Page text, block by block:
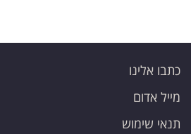
כתבו אלינו
מייל אדום
תנאי שימוש